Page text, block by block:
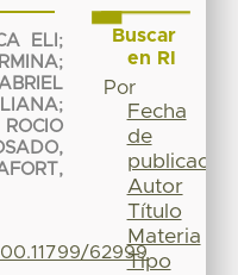
ELI ;
;
;
62999
Buscar
en RI
Por
Fecha
de
publicación
Autor
Título
Materia
Tipo